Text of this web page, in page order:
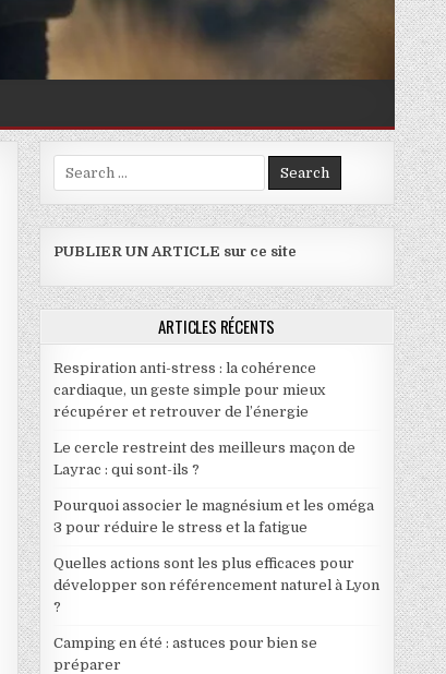
Search for:
PUBLIER UN ARTICLE sur ce site
ARTICLES RÉCENTS
Respiration anti-stress : la cohérence
cardiaque, un geste simple pour mieux
récupérer et retrouver de l’énergie
Le cercle restreint des meilleurs maçon de
Layrac : qui sont-ils ?
Pourquoi associer le magnésium et les oméga
3 pour réduire le stress et la fatigue
Quelles actions sont les plus efficaces pour
développer son référencement naturel à Lyon
?
Camping en été : astuces pour bien se
préparer